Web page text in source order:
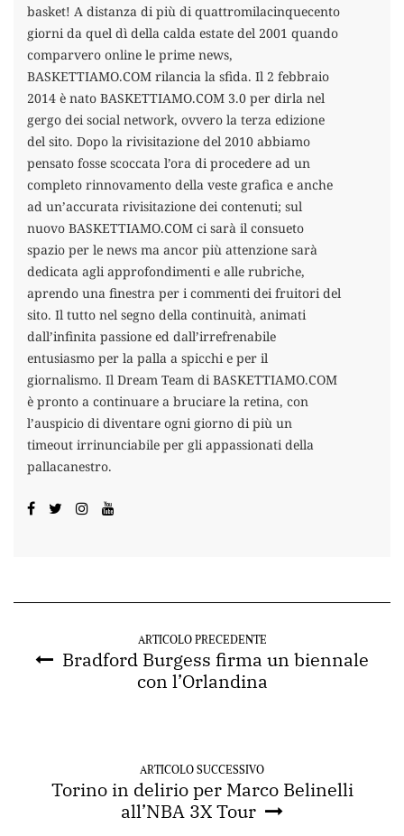
basket! A distanza di più di quattromilacinquecento
giorni da quel dì della calda estate del 2001 quando
comparvero online le prime news,
BASKETTIAMO.COM rilancia la sfida. Il 2 febbraio
2014 è nato BASKETTIAMO.COM 3.0 per dirla nel
gergo dei social network, ovvero la terza edizione
del sito. Dopo la rivisitazione del 2010 abbiamo
pensato fosse scoccata l’ora di procedere ad un
completo rinnovamento della veste grafica e anche
ad un’accurata rivisitazione dei contenuti; sul
nuovo BASKETTIAMO.COM ci sarà il consueto
spazio per le news ma ancor più attenzione sarà
dedicata agli approfondimenti e alle rubriche,
aprendo una finestra per i commenti dei fruitori del
sito. Il tutto nel segno della continuità, animati
dall’infinita passione ed dall’irrefrenabile
entusiasmo per la palla a spicchi e per il
giornalismo. Il Dream Team di BASKETTIAMO.COM
è pronto a continuare a bruciare la retina, con
l’auspicio di diventare ogni giorno di più un
timeout irrinunciabile per gli appassionati della
pallacanestro.
ARTICOLO PRECEDENTE
Bradford Burgess firma un biennale
con l’Orlandina
ARTICOLO SUCCESSIVO
Torino in delirio per Marco Belinelli
all’NBA 3X Tour